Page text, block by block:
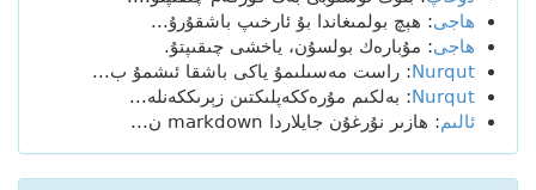
ھاجى: ھېچ بولمىغاندا بۇ ئارخىپ باشقۇرۇ...
ھاجى: مۇبارەك بولسۇن، ياخشى چىقىپتۇ.
Nurqut: راست مەسىلىمۇ ياكى باشقا ئىشمۇ ب...
Nurqut: بەلكىم مۇرەككەپلىكتىن زېرىككەنلە...
ئالىم: ھازىر نۇرغۇن جايلاردا markdown ن...